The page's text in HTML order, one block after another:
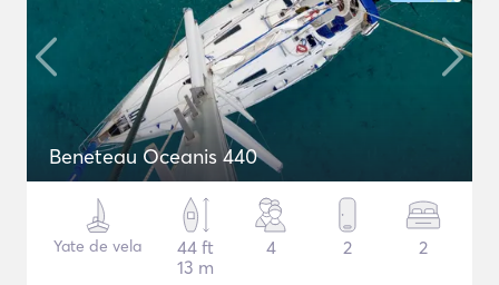
Beneteau Oceanis 440
Yate de vela
44 ft
13 m
4 2 2